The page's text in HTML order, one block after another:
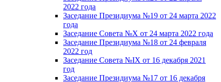
2022 года
Заседание Президиума №19 от 24 марта 2022
года
Заседание Совета №X от 24 марта 2022 года
Заседание Президиума №18 от 24 февраля
2022 год
Заседание Совета №IX от 16 декабря 2021
год
Заседание Президиума №17 от 16 декабря